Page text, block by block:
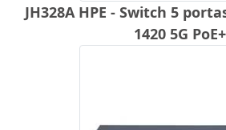
JH328A HPE - Switch 5
1420 5G PoE+